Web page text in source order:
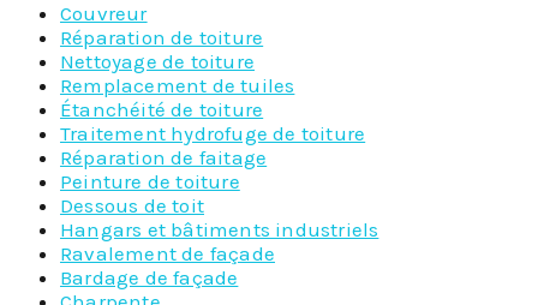
Couvreur
Réparation de toiture
Nettoyage de toiture
Remplacement de tuiles
Étanchéité de toiture
Traitement hydrofuge de toiture
Réparation de faitage
Peinture de toiture
Dessous de toit
Hangars et bâtiments industriels
Ravalement de façade
Bardage de façade